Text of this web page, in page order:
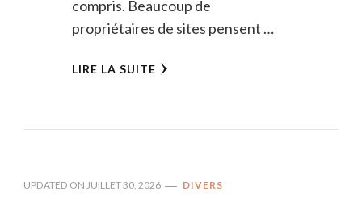
compris. Beaucoup de
propriétaires de sites pensent …
LIRE LA SUITE
UPDATED ON JUILLET 30, 2026 DIVERS